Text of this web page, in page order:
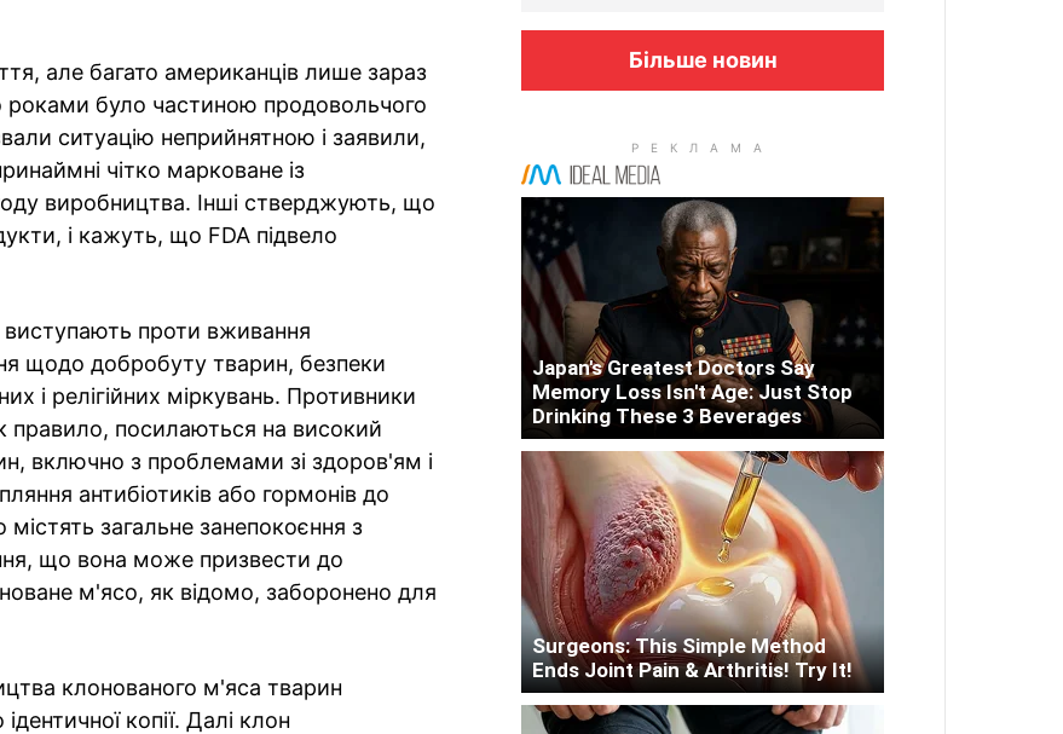
але багато американців лише зараз
було частиною продовольчого
ситуацію неприйнятною і заявили,
чітко марковане із
виробництва. Інші стверджують, що
і кажуть, що FDA підвело
проти вживання
щодо добробуту тварин, безпеки
і релігійних міркувань. Противники
правило, посилаються на високий
включно з проблемами зі здоров'ям і
антибіотиків або гормонів до
містять загальне занепокоєння з
що вона може призвести до
м'ясо, як відомо, заборонено для
клонованого м'яса тварин
копії. Далі клон
Більше новин
Japan's Greatest Doctors Say
Memory Loss Isn't Age: Just Stop
Drinking These 3 Beverages
Surgeons: This Simple Method
Ends Joint Pain & Arthritis! Try It!